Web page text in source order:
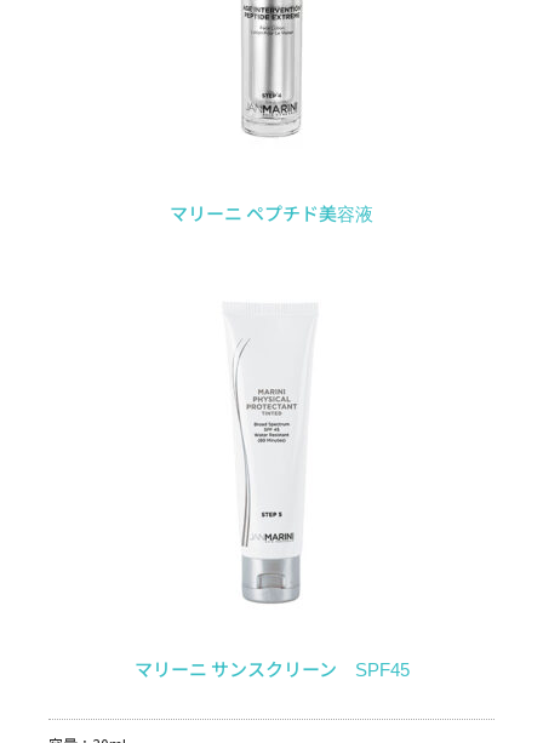
マリーニ ペプチド美容液
マリーニ サンスクリーン SPF45